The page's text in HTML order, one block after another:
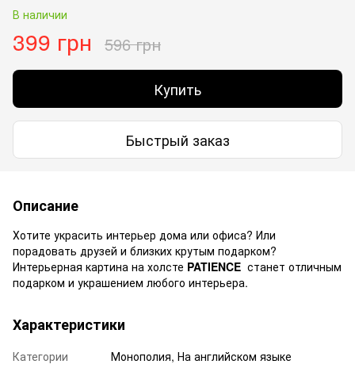
В наличии
399 грн 596 грн
Купить
Быстрый заказ
Описание
Хотите украсить интерьер дома или офиса? Или
порадовать друзей и близких крутым подарком?
Интерьерная картина на холсте PATIENCE станет отличным
подарком и украшением любого интерьера.
Характеристики
Категории
Монополия, На английском языке